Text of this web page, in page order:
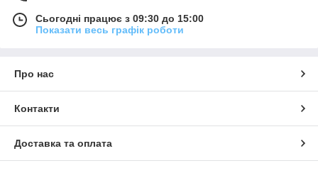
Сьогодні працює з 09:30 до 15:00
Показати весь графік роботи
Про нас
Контакти
Доставка та оплата